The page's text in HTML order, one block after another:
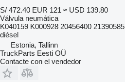
S/ 472.40 EUR 121 ≈ USD 139.80
Válvula neumática
K040159 K000928 20456400 21390585
diésel
Estonia, Tallinn
TruckParts Eesti OÜ
Contacte con el vendedor